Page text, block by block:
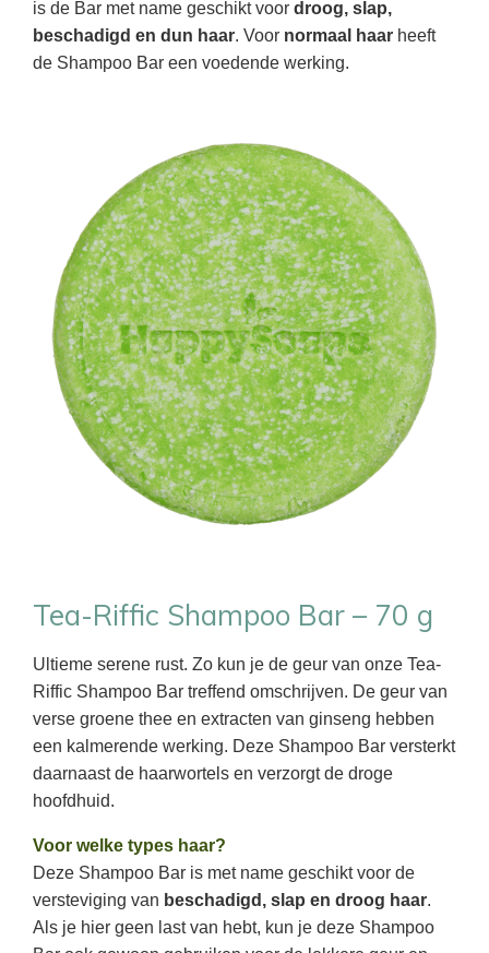
is de Bar met name geschikt voor droog, slap,
beschadigd en dun haar. Voor normaal haar heeft
de Shampoo Bar een voedende werking.
Tea-Riffic Shampoo Bar – 70 g
Ultieme serene rust. Zo kun je de geur van onze Tea-
Riffic Shampoo Bar treffend omschrijven. De geur van
verse groene thee en extracten van ginseng hebben
een kalmerende werking. Deze Shampoo Bar versterkt
daarnaast de haarwortels en verzorgt de droge
hoofdhuid.
Voor welke types haar?
Deze Shampoo Bar is met name geschikt voor de
versteviging van beschadigd, slap en droog haar.
Als je hier geen last van hebt, kun je deze Shampoo